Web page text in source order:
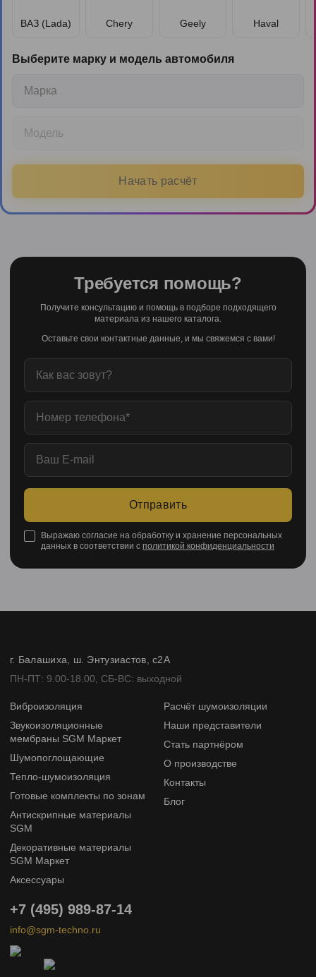
ВАЗ (Lada) Chery Geely Haval
Выберите марку и модель автомобиля
Марка
Модель
Начать расчёт
Требуется помощь?
Получите консультацию и помощь в подборе подходящего
материала из нашего каталога.
Оставьте свои контактные данные, и мы свяжемся с вами!
Отправить
Выражаю согласие на обработку и хранение персональных
данных в соответствии с политикой конфиденциальности
г. Балашиха, ш. Энтузиастов, с2А
ПН-ПТ: 9.00-18.00, СБ-ВС: выходной
Виброизоляция
Звукоизоляционные
мембраны SGM Маркет
Шумопоглощающие
Тепло-шумоизоляция
Готовые комплекты по зонам
Антискрипные материалы
SGM
Декоративные материалы
SGM Маркет
Аксессуары
Расчёт шумоизоляции
Наши представители
Стать партнёром
О производстве
Контакты
Блог
+7 (495) 989-87-14
info@sgm-techno.ru